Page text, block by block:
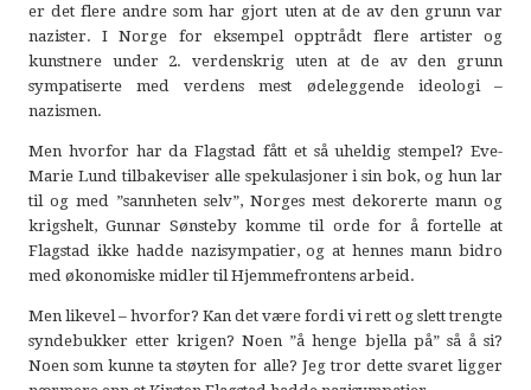
er det flere andre som har gjort uten at de av den grunn var
nazister. I Norge for eksempel opptrådt flere artister og
kunstnere under 2. verdenskrig uten at de av den grunn
sympatiserte med verdens mest ødeleggende ideologi –
nazismen.
Men hvorfor har da Flagstad fått et så uheldig stempel? Eve-
Marie Lund tilbakeviser alle spekulasjoner i sin bok, og hun lar
til og med ”sannheten selv”, Norges mest dekorerte mann og
krigshelt, Gunnar Sønsteby komme til orde for å fortelle at
Flagstad ikke hadde nazisympatier, og at hennes mann bidro
med økonomiske midler til Hjemmefrontens arbeid.
Men likevel – hvorfor? Kan det være fordi vi rett og slett trengte
syndebukker etter krigen? Noen ”å henge bjella på” så å si?
Noen som kunne ta støyten for alle? Jeg tror dette svaret ligger